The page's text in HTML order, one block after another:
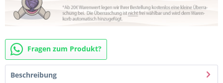
Fragen zum Produkt?
Beschreibung